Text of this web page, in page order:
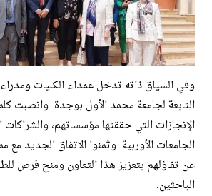
وفي السياق ذاته تدخل عمداء الكليات
التابعة لجامعة محمد الأول بوجدة. وانصبت
الإنجازات التي حققتها مؤسساتهم،
الجامعات الأوربية. وثمنوا الاتفاق الجديد مع
عن تفاؤلهم بتعزيز هذا التعاون ومنح فرص
الباحثين.